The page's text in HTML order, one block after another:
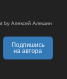
by Алексей Алешин
Подпишись
на автора